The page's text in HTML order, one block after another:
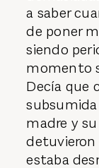
a saber
de poner
siendo
momento
Decía que
madre y
detuvieron
estaba